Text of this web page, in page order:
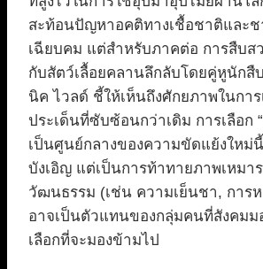
สะท้อนปัญหาอคติทางเชื้อชาติและช
เฉียบคม แต่สำหรับภาคต่อ การสืบส
กับสัตว์เลื้อยคลานลึกลับโดยคู่หูนักสื
นิค ไวลด์ ชี้ให้เห็นถึงศักยภาพในการ
ประเด็นที่ซับซ้อนกว่าเดิม การเลือก
เป็นศูนย์กลางของความขัดแย้งใหม่นี้
บังเอิญ แต่เป็นการท้าทายภาพเหมา
วัฒนธรรม (เช่น ความเย็นชา, การ
อาจเป็นตัวแทนของกลุ่มคนที่สังคมม
เลือกที่จะมองข้ามไป